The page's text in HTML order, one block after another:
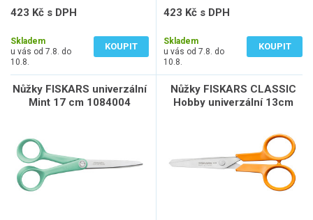
423 Kč s DPH
Skladem
u vás od 7.8. do
10.8.
KOUPIT
423 Kč s DPH
Skladem
u vás od 7.8. do
10.8.
KOUPIT
Nůžky FISKARS univerzální
Mint 17 cm 1084004
Nůžky FISKARS CLASSIC
Hobby univerzální 13cm